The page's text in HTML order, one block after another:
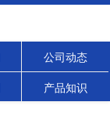
公司动态
产品知识